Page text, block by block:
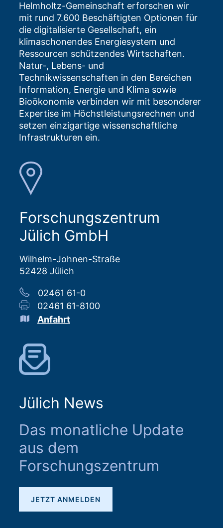
Helmholtz-Gemeinschaft erforschen wir
mit rund 7.600 Beschäftigten Optionen für
die digitalisierte Gesellschaft, ein
klimaschonendes Energiesystem und
Ressourcen schützendes Wirtschaften.
Natur-, Lebens- und
Technikwissenschaften in den Bereichen
Information, Energie und Klima sowie
Bioökonomie verbinden wir mit besonderer
Expertise im Höchstleistungsrechnen und
setzen einzigartige wissenschaftliche
Infrastrukturen ein.
Forschungszentrum
Jülich GmbH
Wilhelm-Johnen-Straße
52428 Jülich
02461 61-0
02461 61-8100
Anfahrt
Jülich News
Das monatliche Update
aus dem
Forschungszentrum
JETZT ANMELDEN